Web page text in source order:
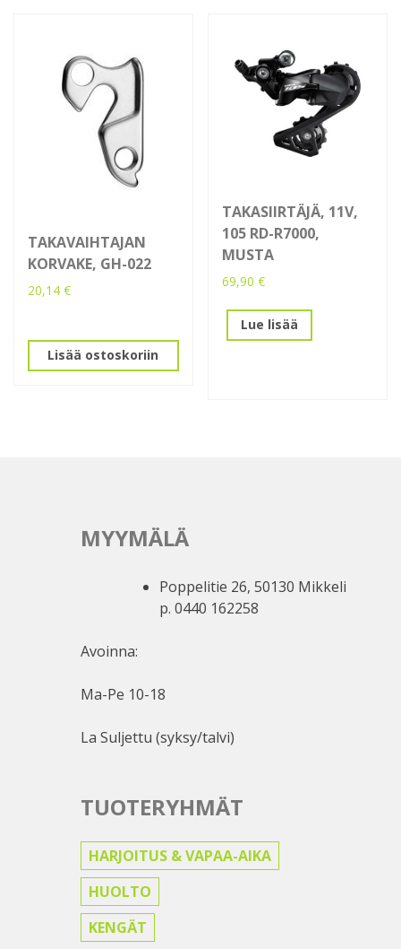
TAKAVAIHTAJAN
KORVAKE, GH-022
20,14 €
Lisää ostoskoriin
TAKASIIRTÄJÄ, 11V,
105 RD-R7000,
MUSTA
69,90€
Lue lisää
MYYMÄLÄ
Poppelitie 26, 50130 Mikkeli
p. 0440 162258
Avoinna:
Ma-Pe 10-18
La Suljettu (syksy/talvi)
TUOTERYHMÄT
HARJOITUS & VAPAA-AIKA
HUOLTO
KENGÄT